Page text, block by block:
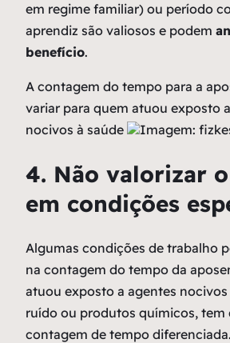
em regime familiar) ou período
aprendiz são valiosos e podem
benefício.
A contagem do tempo para a
variar para quem atuou exposto
nocivos à saúde
Imagem:
4. Não valorizar
em condições
Algumas condições de trabalho
na contagem do tempo da
atuou exposto a agentes
ruído ou produtos químicos, tem
contagem de tempo